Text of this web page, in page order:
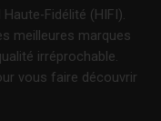
Fidélité (HIFI).
meilleures marques
irréprochable.
vous faire découvrir